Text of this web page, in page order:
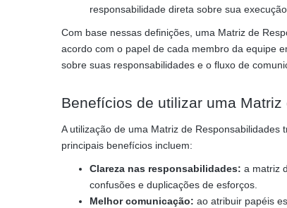
responsabilidade direta sobre sua
Com base nessas definições, uma Matriz de
acordo com o papel de cada membro da equipe
sobre suas responsabilidades e o fluxo de
Benefícios de utilizar uma
A utilização de uma Matriz de
principais benefícios incluem:
Clareza nas responsabilidades: a matriz
confusões e duplicações de esforços.
Melhor comunicação: ao atribuir papéis